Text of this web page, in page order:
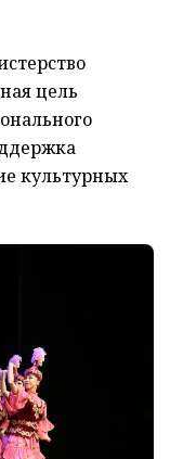
цель
культурных